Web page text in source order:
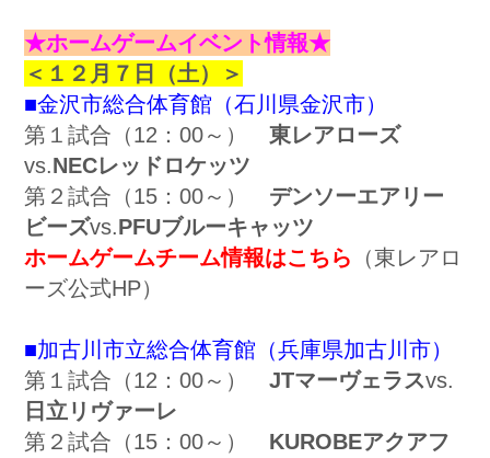
★ホームゲームイベント情報★
＜１２月７日（土）＞
■金沢市総合体育館（石川県金沢市）
第１試合（12：00～）東レアローズ
vs.NECレッドロケッツ
第２試合（15：00～） デンソーエアリー
ビーズvs.PFUブルーキャッツ
ホームゲームチーム情報はこちら
（東レアロ
ーズ公式HP）
■加古川市立総合体育館（兵庫県加古川市）
第１試合（12：00～）JTマーヴェラスvs.
日立リヴァーレ
第２試合（15：00～） KUROBEアクアフ